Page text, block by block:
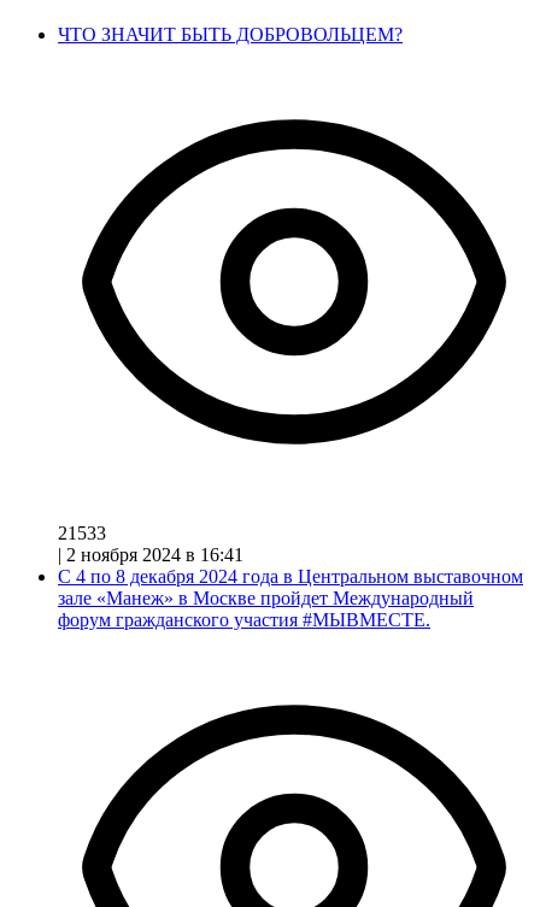
ЧТО ЗНАЧИТ БЫТЬ ДОБРОВОЛЬЦЕМ?
21533
| 2 ноября 2024 в 16:41
С 4 по 8 декабря 2024 года в Центральном выставочном
зале «Манеж» в Москве пройдет Международный
форум гражданского участия #МЫВМЕСТЕ.